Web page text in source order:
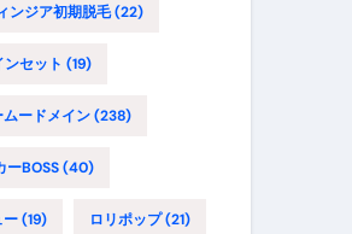
ンジア初期脱毛(22)
セット (19)
ムードメイン(238)
ーBOSS(40)
ー(19) ロリポップ(21)